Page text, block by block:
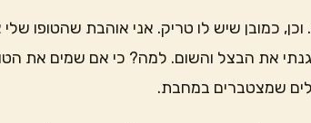
עבודה על השעון. וכן, כמובן שיש לו טריק. אני אוהבת שהטופו
את הבצל והשום. למה? כי אם שמים את
שמצטברים במחבת.